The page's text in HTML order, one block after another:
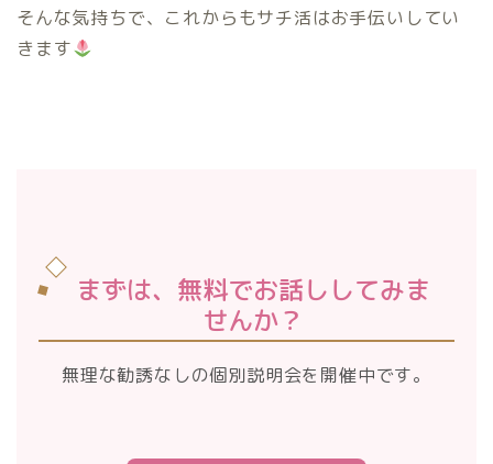
そんな気持ちで、これからもサチ活はお手伝いしてい
きます
まずは、無料でお話ししてみま
せんか？
無理な勧誘なしの個別説明会を開催中です。